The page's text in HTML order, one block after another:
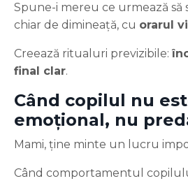
Spune-i mereu ce urmează să
chiar de dimineață, cu orarul
Creează ritualuri previzibile:
final clar.
Când copilul nu
emoțional, nu
Mami, ține minte un lucru
Când comportamentul